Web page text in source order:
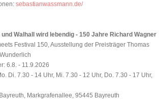
sebastianwassmann.de/
Walhall wird lebendig - 150 Jahre Richard Wagner
Festival 150, Ausstellung der Preisträger Thomas
6.8. - 11.9.2026
Di. 7.30 - 14 Uhr, Mi. 7.30 - 12 Uhr, Do. 7.30 - 17 Uhr,
Markgrafenallee, 95445 Bayreuth